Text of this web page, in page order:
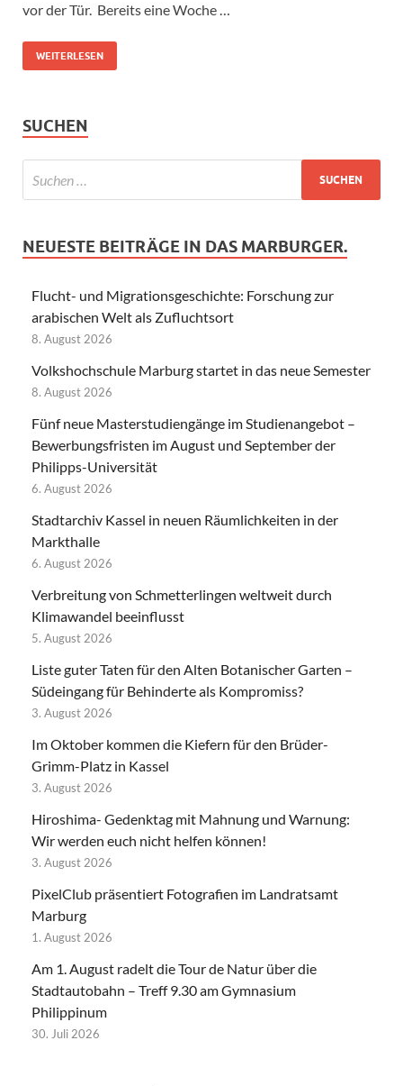
vor der Tür. Bereits eine Woche …
WEITERLESEN
SUCHEN
NEUESTE BEITRÄGE IN DAS MARBURGER.
Flucht- und Migrationsgeschichte: Forschung zur
arabischen Welt als Zufluchtsort
8. August 2026
Volkshochschule Marburg startet in das neue Semester
8. August 2026
Fünf neue Masterstudiengänge im Studienangebot –
Bewerbungsfristen im August und September der
Philipps-Universität
6. August 2026
Stadtarchiv Kassel in neuen Räumlichkeiten in der
Markthalle
6. August 2026
Verbreitung von Schmetterlingen weltweit durch
Klimawandel beeinflusst
5. August 2026
Liste guter Taten für den Alten Botanischer Garten –
Südeingang für Behinderte als Kompromiss?
3. August 2026
Im Oktober kommen die Kiefern für den Brüder-
Grimm-Platz in Kassel
3. August 2026
Hiroshima- Gedenktag mit Mahnung und Warnung:
Wir werden euch nicht helfen können!
3. August 2026
PixelClub präsentiert Fotografien im Landratsamt
Marburg
1. August 2026
Am 1. August radelt die Tour de Natur über die
Stadtautobahn – Treff 9.30 am Gymnasium
Philippinum
30. Juli 2026